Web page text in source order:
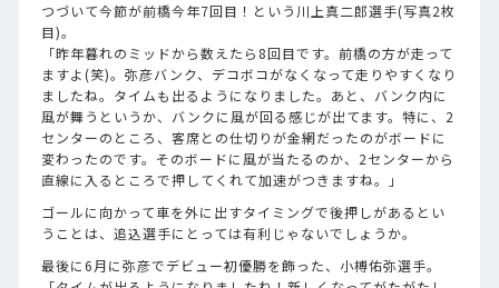
つづいて今節が前橋今年7回目！という川上真二郎選手(写真2枚
目)。
「昨年暮れのミッドから数えたら8回目です。前橋の方が走って
ますよ(笑)。弥彦バンク、デコボコがなくなって走りやすくなり
ましたね。タイムも出るようになりました。あと、バンク内に
風が舞うというか、バンクに風が回る感じが出てます。特に、2
センターのところ、客席との仕切りが金網だったのがボードに
変わったのです。そのボードに風が当たるのか、2センターから
直線に入るところで押してくれて加速がつきますね。」
ゴールに向かって車を外に出すタイミングで後押しがあるとい
うことは、追込選手にとっては有利じゃないでしょうか。
最後に6月に弥彦でデビュー初優勝を飾った、小榑佑弥選手。